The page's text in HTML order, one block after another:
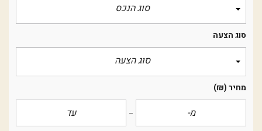
סוג הנכס
סוג הצעה
סוג הצעה
מחיר(₪)